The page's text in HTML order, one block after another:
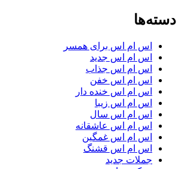
دسته‌ها
اس ام اس برای همسر
اس ام اس جدید
اس ام اس جذاب
اس ام اس خفن
اس ام اس خنده دار
اس ام اس زیبا
اس ام اس سال
اس ام اس عاشقانه
اس ام اس غمگین
اس ام اس قشنگ
جملات جدید